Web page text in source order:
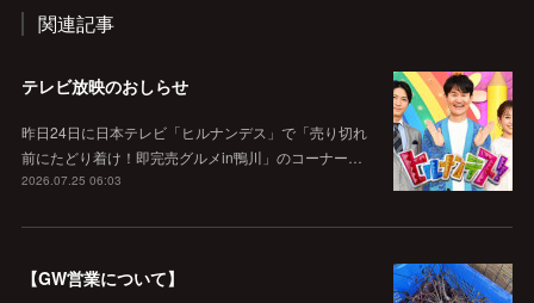
関連記事
テレビ放映のおしらせ
昨日24日に日本テレビ「ヒルナンデス」で「売り切れ
前にたどり着け！即完売グルメin鴨川」のコーナー…
2026.07.25 06:03
【GW営業について】